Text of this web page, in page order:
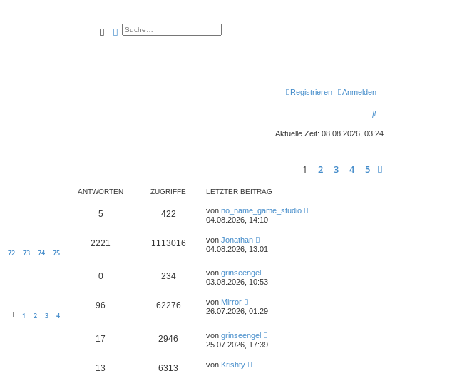
SucheErweiterte Suche
Anmelden
Registrieren
S
u
h
Aktuelle Zeit: 08.08.2026, 03:24
1 2 3 4 5
ANTWORTEN ZUGRIFFE LETZTER BEITRAG
5 422 von no_name_game_studio
04.08.2026, 14:10
72 73 74 75
2221 1113016 von Jonathan
04.08.2026, 13:01
0 234 von grinseengel
03.08.2026, 10:53
1 2 3 4
96 62276 von Mirror
26.07.2026, 01:29
17 2946 von grinseengel
25.07.2026, 17:39
13 6313 von Krishty